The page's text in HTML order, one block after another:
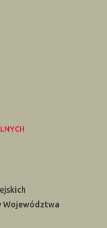
Województwa